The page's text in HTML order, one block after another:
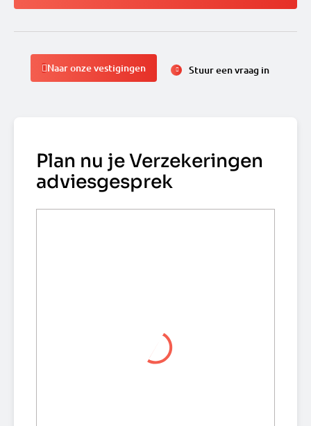
Naar onze vestigingen Stuur een vraag in
Plan nu je Verzekeringen
adviesgesprek